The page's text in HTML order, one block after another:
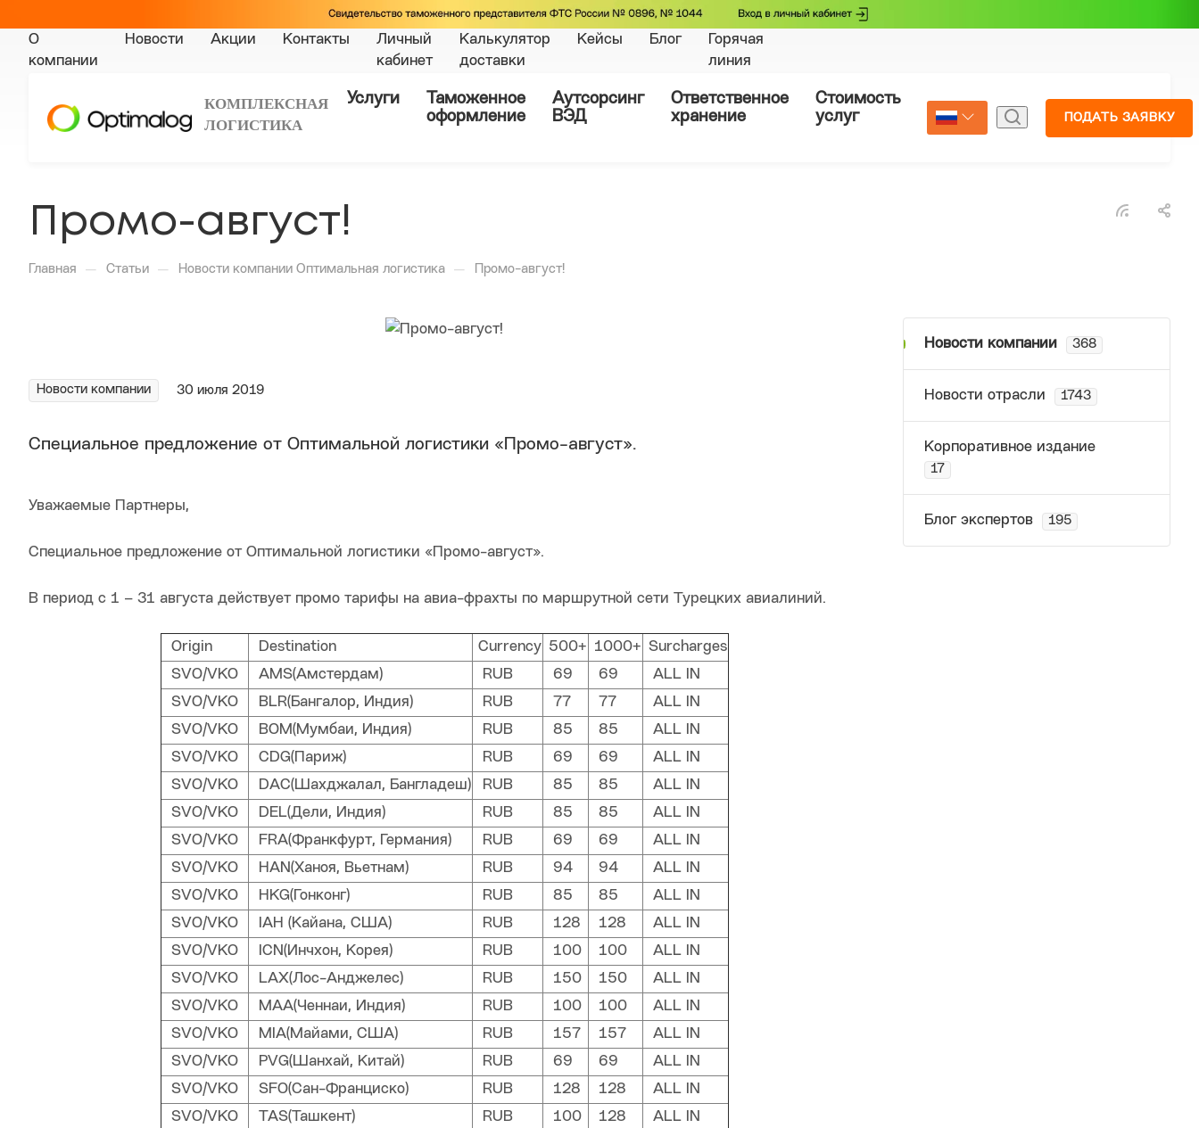
О
компании
Новости Акции Контакты
Личный
кабинет
Калькулятор
доставки
Кейсы Блог
Горячая
линия
КОМПЛЕКСНАЯ
ЛОГИСТИКА
Услуги
Таможенное
оформление
Аутсорсинг
ВЭД
Ответственное
хранение
Стоимость
услуг
Страхование
Select Language
ПОДАТЬ ЗАЯВКУ
Промо-август!
Главная — Статьи — Новости компании Оптимальная логистика — Промо-август!
Новости компании 30 июля 2019
Специальное предложение от Оптимальной логистики «Промо-август».
Уважаемые Партнеры,
Специальное предложение от Оптимальной логистики «Промо-август».
В период с 1 – 31 августа действует промо тарифы на авиа-фрахты по маршрутной сети Турецких авиалиний.
Origin Destination Currency 500+ 1000+ Surcharges
SVO/VKO
AMS(Амстердам) RUB 69 69
ALL IN
SVO/VKO
BLR(Бангалор, Индия) RUB 77 77
ALL IN
SVO/VKO
BOM(Мумбаи, Индия) RUB 85 85
ALL IN
SVO/VKO
CDG(Париж) RUB 69 69
ALL IN
SVO/VKO
DAC(Шахджалал, Бангладеш) RUB 85 85
ALL IN
SVO/VKO
DEL(Дели, Индия) RUB 85 85
ALL IN
SVO/VKO
FRA(Франкфурт, Германия) RUB 69 69
ALL IN
SVO/VKO
HAN(Ханоя, Вьетнам) RUB 94 94
ALL IN
SVO/VKO
HKG(Гонконг) RUB 85 85
ALL IN
SVO/VKO
IAH (Кайана, США) RUB 128 128
ALL IN
SVO/VKO
ICN(Инчхон, Корея) RUB 100 100
ALL IN
SVO/VKO
LAX(Лос-Анджелес) RUB 150 150
ALL IN
SVO/VKO
MAA(Ченнаи, Индия) RUB 100 100
ALL IN
SVO/VKO
MIA(Майами, США) RUB 157 157
ALL IN
SVO/VKO
PVG(Шанхай, Китай) RUB 69 69
ALL IN
SVO/VKO
SFO(Сан-Франциско) RUB 128 128
ALL IN
SVO/VKO
TAS(Ташкент) RUB 100 128
ALL IN
Новости компании 368
Новости отрасли 1743
Корпоративное издание
17
Блог экспертов 195